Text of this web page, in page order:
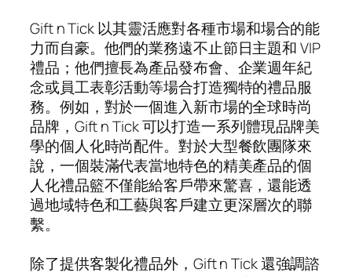
Gift n Tick 以其靈活應對各種市場和場合的能
力而自豪。他們的業務遠不止節日主題和 VIP
禮品；他們擅長為產品發布會、企業週年紀
念或員工表彰活動等場合打造獨特的禮品服
務。例如，對於一個進入新市場的全球時尚
品牌，Gift n Tick 可以打造一系列體現品牌美
學的個人化時尚配件。對於大型餐飲團隊來
說，一個裝滿代表當地特色的精美產品的個
人化禮品籃不僅能給客戶帶來驚喜，還能透
過地域特色和工藝與客戶建立更深層次的聯
繫。
除了提供客製化禮品外，Gift n Tick 還強調諮